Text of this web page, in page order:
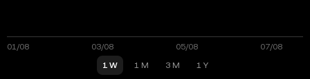
1 W 1 M 3 M 1 Y